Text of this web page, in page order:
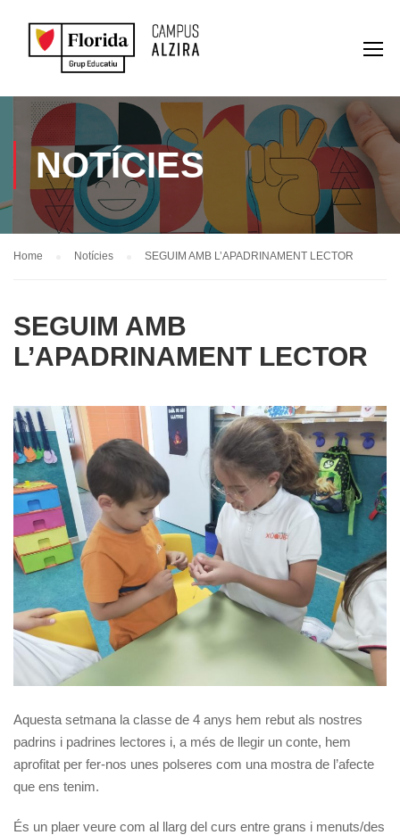
NOTÍCIES
Home Notícies SEGUIM AMB L’APADRINAMENT LECTOR
SEGUIM AMB
L’APADRINAMENT LECTOR
Aquesta setmana la classe de 4 anys hem rebut als nostres
padrins i padrines lectores i, a més de llegir un conte, hem
aprofitat per fer-nos unes polseres com una mostra de l’afecte
que ens tenim.
És un plaer veure com al llarg del curs entre grans i menuts/des